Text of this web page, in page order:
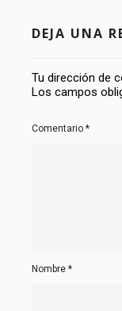
DEJA UNA
Tu dirección de
Los campos
Comentario *
Nombre *